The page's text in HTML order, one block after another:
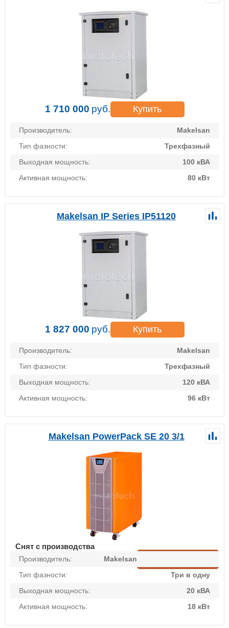
1 710 000 руб. Купить
Производитель:
Makelsan
Тип фазности:
Трехфазный
Выходная мощность:
100 кВА
Активная мощность:
80 кВт
Makelsan IP Series IP51120
1 827 000 руб. Купить
Производитель:
Makelsan
Тип фазности:
Трехфазный
Выходная мощность:
120 кВА
Активная мощность:
96 кВт
Makelsan PowerPack SE 20 3/1
Снят с производства
Производитель:
Makelsan
Тип фазности:
Три в одну
Выходная мощность:
20 кВА
Активная мощность:
18 кВт